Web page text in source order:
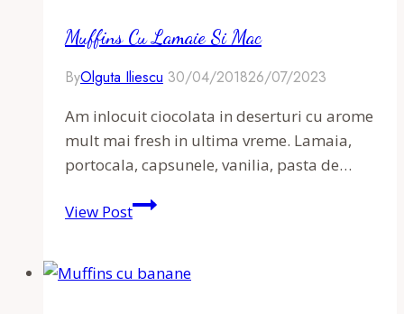
Muffins Cu Lamaie Si Mac
ByOlguta Iliescu 30/04/201826/07/2023
Am inlocuit ciocolata in deserturi cu arome
mult mai fresh in ultima vreme. Lamaia,
portocala, capsunele, vanilia, pasta de…
View PostMuffins
si